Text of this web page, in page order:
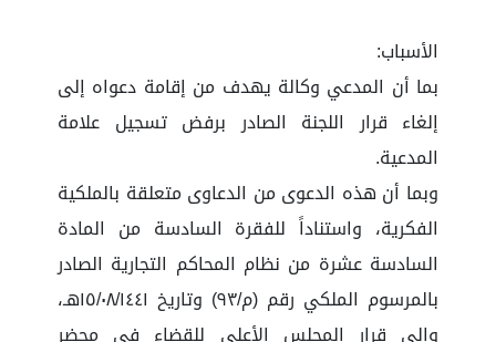
الأسباب:
بما أن المدعي وكالة يهدف من إقامة دعواه إلى
إلغاء قرار اللجنة الصادر برفض تسجيل علامة
المدعية.
وبما أن هذه الدعوى من الدعاوى متعلقة بالملكية
الفكرية، واستناداً للفقرة السادسة من المادة
السادسة عشرة من نظام المحاكم التجارية الصادر
بالمرسوم الملكي رقم (م/٩٣) وتاريخ ١٥/٠٨/١٤٤١هـ،
وإلى قرار المجلس الأعلى للقضاء في محضر